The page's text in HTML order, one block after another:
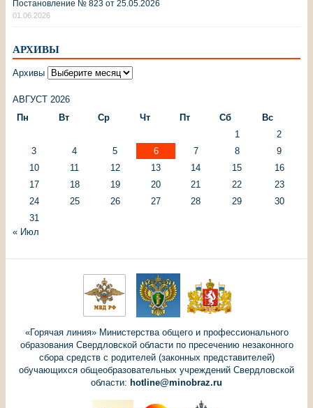
Постановление № 823 от 25.05.2026
01.06.2026
АРХИВЫ
Архивы
АВГУСТ 2026
Пн
Вт Ср Чт Пт Сб
Вс
1
2
3
4 5 6 7 8
9
10
11 12 13 14 15
16
17
18 19 20 21 22
23
24
25 26 27 28 29
30
31
« Июл
«Горячая линия» Министерства общего и профессионального
образования Свердловской области по пресечению незаконного
сбора средств с родителей (законных представителей)
обучающихся общеобразовательных учреждений Свердловской
области: hotline@minobraz.ru